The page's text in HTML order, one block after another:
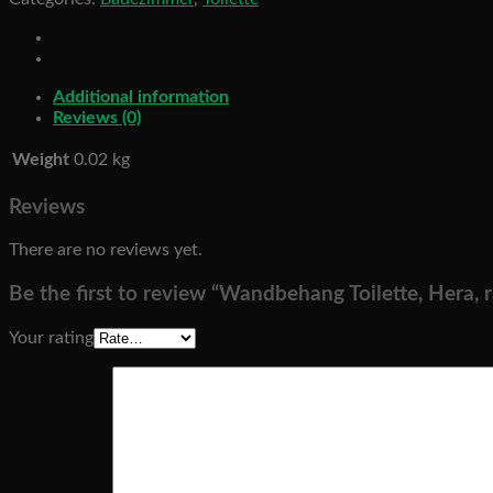
quantity
Additional information
Reviews (0)
Weight 0.02 kg
Reviews
There are no reviews yet.
Be the first to review “Wandbehang Toilette, Hera,
Your rating